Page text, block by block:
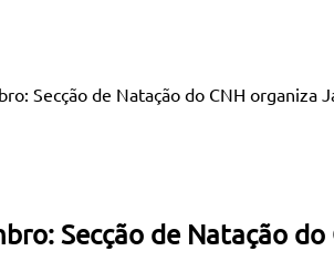
Secção de Natação do CNH organiza
Secção de Natação